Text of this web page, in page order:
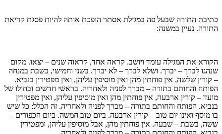
כתיבת התורה שבעל פה במגילת אסתר הופכת אותה להיות פסגת קריאת
התורה. נעיין במשנה:
הקורא את המגילה עומד ויושב. קראה אחד, קראוה שנים – יצאו. מקום
שנהגו לברך – יברך. ושלא לברך – לא יברך. בשני וחמישי, בשבת במנחה
– קורין שלשה, אין פוחתין מהן ואין מוסיפין עליהן, ואין מפטירין בנביא.
הפותח והחותם בתורה – מברך לפניה ולאחריה. בראשי חדשים ובחולו של
מועד – קורין ארבעה, אין פוחתין מהן ואין מוסיפין עליהן, ואין מפטירין
בנביא. הפותח והחותם בתורה – מברך לפניה ולאחריה. זה הכלל: כל שיש
בו מוסף ואינו יום טוב – קורין ארבעה. ביום טוב חמשה. ביום הכפורים –
ששה, בשבת – שבעה. אין פוחתין מהן, אבל מוסיפין עליהן, ומפטירין